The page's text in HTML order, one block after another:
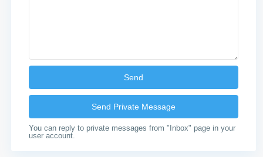
You can reply to private messages from "Inbox" page in your
user account.